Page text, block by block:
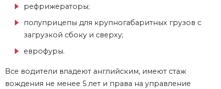
рефрижераторы;
полуприцепы для крупногабаритных грузов с
загрузкой сбоку и сверху;
еврофуры.
Все водители владеют английским, имеют стаж
вождения не менее 5 лет и права на управление